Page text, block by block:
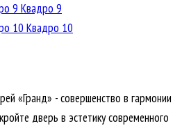
Квадро 9
Квадро 10
«Гранд» - совершенство в гармонии
дверь в эстетику современного